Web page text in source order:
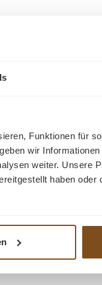
Funktionen für
wir
weiter. Unsere
haben